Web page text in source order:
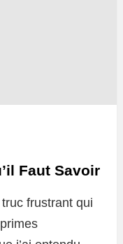
Faut Savoir
frustrant qui